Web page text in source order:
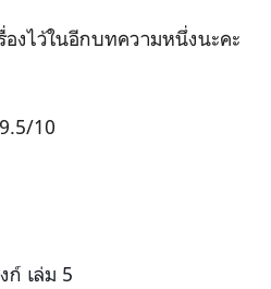
องไว้ในอีกบทความหนึ่งนะคะ
10
เล่ม 5